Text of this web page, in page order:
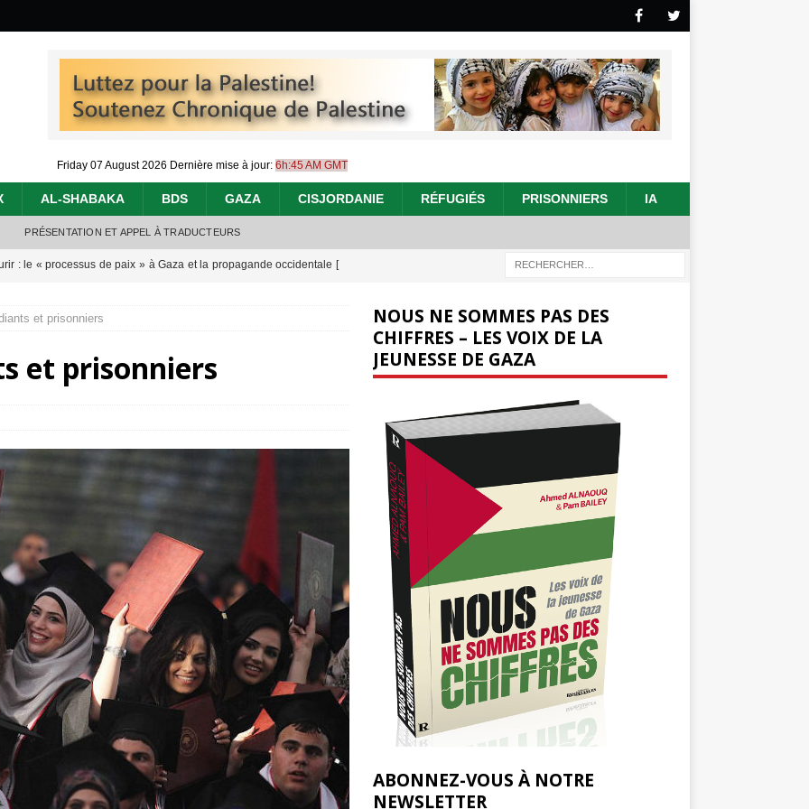
Friday 07 August 2026 Dernière mise à jour: 6h:45 AM GMT
AL-SHABAKA BDS GAZA CISJORDANIE RÉFUGIÉS PRISONNIERS IA
PRÉSENTATION ET APPEL À TRADUCTEURS
: le « processus de paix » à Gaza et la propagande occidentale [
: l’histoire de Gaza au-delà des chiffres
les preuves du génocide à Gaza
annonce un « accord de paix » à Gaza, les Israéliens multiplie les
bombardent des entrepôts de médicaments, aggravant ainsi la
dramatique [ 7 août 2026 ]
et prisonniers
et prisonniers
NOUS NE SOMMES PAS DES
CHIFFRES – LES VOIX DE LA
JEUNESSE DE GAZA
ABONNEZ-VOUS À NOTRE
NEWSLETTER